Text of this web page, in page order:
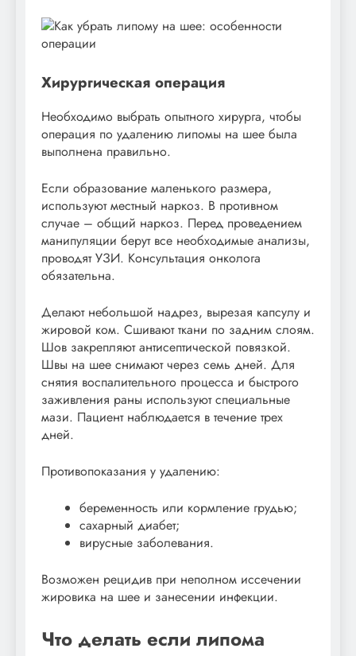
Хирургическая операция
Необходимо выбрать опытного хирурга, чтобы
операция по удалению липомы на шее была
выполнена правильно.
Если образование маленького размера,
используют местный наркоз. В противном
случае – общий наркоз. Перед проведением
манипуляции берут все необходимые анализы,
проводят УЗИ. Консультация онколога
обязательна.
Делают небольшой надрез, вырезая капсулу и
жировой ком. Сшивают ткани по задним слоям.
Шов закрепляют антисептической повязкой.
Швы на шее снимают через семь дней. Для
снятия воспалительного процесса и быстрого
заживления раны используют специальные
мази. Пациент наблюдается в течение трех
дней.
Противопоказания у удалению:
беременность или кормление грудью;
сахарный диабет;
вирусные заболевания.
Возможен рецидив при неполном иссечении
жировика на шее и занесении инфекции.
Что делать если липома